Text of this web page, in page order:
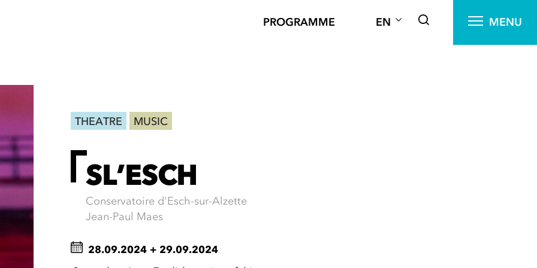
PROGRAMME EN MENU
THEATRE MUSIC
SL’ESCH
Conservatoire d'Esch-sur-Alzette
Jean-Paul Maes
28.09.2024 + 29.09.2024